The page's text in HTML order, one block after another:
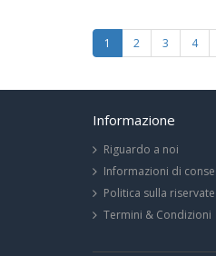
1 2 3 4
Informazione
Riguardo a noi
Informazioni di
Politica sulla
Termini & Condizioni